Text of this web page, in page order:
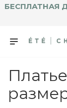
БЕСПЛАТНАЯ